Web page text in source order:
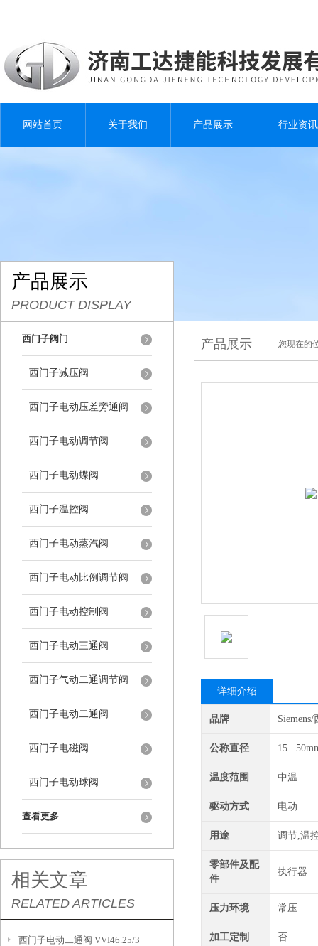
网站首页 关于我们 产品展示 行业资讯
产品展示
PRODUCT DISPLAY
西门子阀门
西门子减压阀
西门子电动压差旁通阀
西门子电动调节阀
西门子电动蝶阀
西门子温控阀
西门子电动蒸汽阀
西门子电动比例调节阀
西门子电动控制阀
西门子电动三通阀
西门子气动二通调节阀
西门子电动二通阀
西门子电磁阀
西门子电动球阀
查看更多
相关文章
RELATED ARTICLES
西门子电动二通阀 VVI46.25/3
产品展示 您现在的
详细介绍
品牌
公称直径
温度范围 中温
驱动方式 电动
用途 调节,温
零部件及配
件
执行器
压力环境 常压
加工定制 否